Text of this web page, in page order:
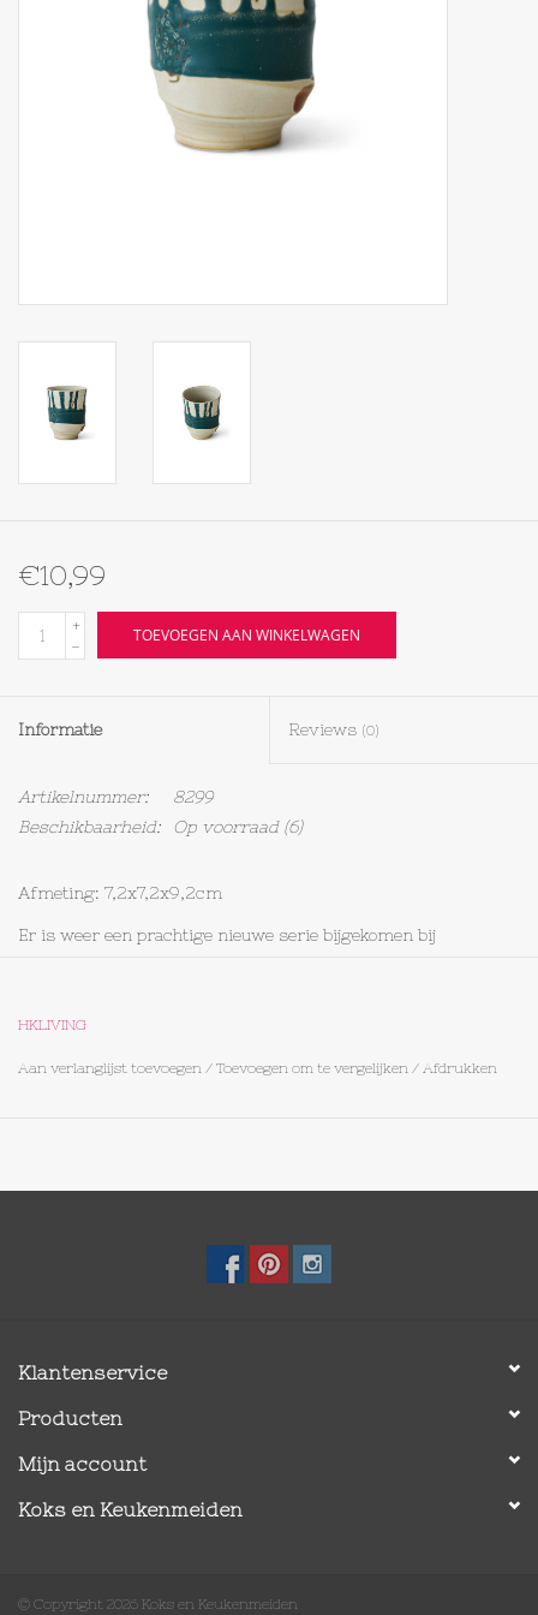
Food
Textiel
Bakken
Hout
Olieflessen
€10,99
+
-
TOEVOEGEN AAN WINKELWAGEN
Informatie Reviews (0)
Artikelnummer:
8299
Beschikbaarheid:
Op voorraad(6)
Afmeting: 7,2x7,2x9,2cm
Er is weer een prachtige nieuwe serie bijgekomen bij
HKLIVING
Aan verlanglijst toevoegen / Toevoegen om te vergelijken / Afdrukken
Klantenservice
Producten
Mijn account
Koks en Keukenmeiden
© Copyright 2026 Koks en Keukenmeiden